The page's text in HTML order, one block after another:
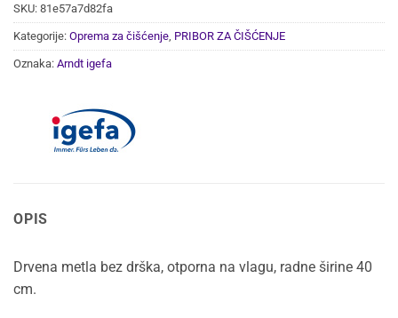
SKU: 81e57a7d82fa
Kategorije: Oprema za čišćenje PRIBOR ZA ČIŠĆENJE
Oznaka: Arndt igefa
OPIS
Drvena metla bez drška, otporna na vlagu, radne širine 40
cm.